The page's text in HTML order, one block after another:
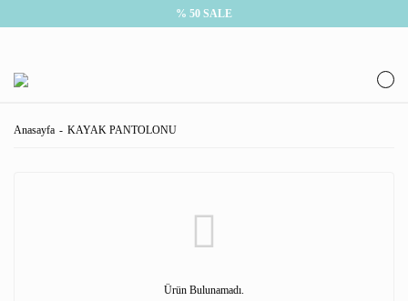
% 50 SALE
Anasayfa KAYAK PANTOLONU
Ürün Bulunamadı.